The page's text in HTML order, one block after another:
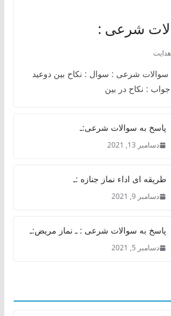
شرعی :
536پاسخ به سوالات شرعی : سوال : نکاح بین دوعید
: نکاح در بین
پاسخ به سوالات شرعی:ـ
دسامبر 13, 2021
طریقه ای اداء نماز جنازه :ـ
دسامبر 9, 2021
پاسخ به سوالات شرعی : ـ نماز مریض:ـ
دسامبر 5, 2021